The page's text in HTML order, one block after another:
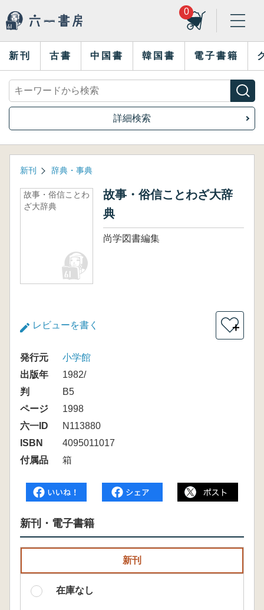
0
新刊 古書 中国書 韓国書 電子書籍
詳細検索
新刊 辞典・事典
故事・俗信ことわ
ざ大辞典
故事・俗信ことわざ大辞
典
尚学図書編集
レビューを書く ＋
発行元
小学館
出版年
1982/
判
B5
ページ
1998
六一ID
N113880
ISBN
4095011017
付属品
箱
新刊・電子書籍
新刊
在庫なし